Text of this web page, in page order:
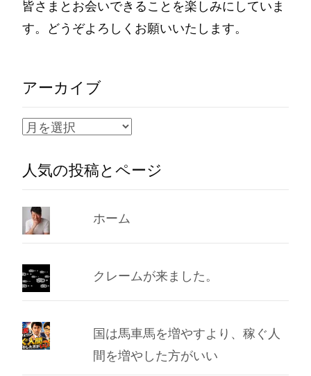
皆さまとお会いできることを楽しみにしていま
す。どうぞよろしくお願いいたします。
アーカイブ
ア
カ
イ
ブ
人気の投稿とページ
ホーム
クレームが来ました。
国は馬車馬を増やすより、稼ぐ人
間を増やした方がいい